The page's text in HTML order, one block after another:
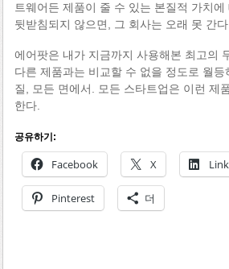
트웨어든 제품이 줄 수 있는 본질적 가치에
뒷받침되지 않으면, 그 회사는 오래 못 간
에어팟은 내가 지금까지 사용해본 최고의
다른 제품과는 비교할 수 없을 정도로 월
질, 모든 면에서. 모든 스타트업은 이런 제
한다.
공유하기:
Facebook X
Pinterest 더